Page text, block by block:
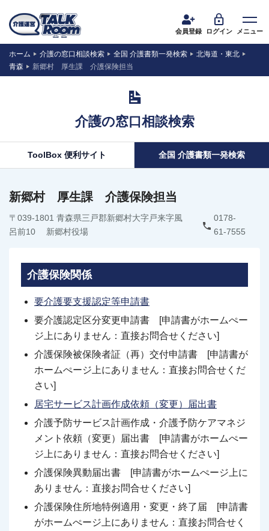
会員登録 ログイン メニュー
ホーム 介護の窓口相談検索 全国 介護書類一発検索
北海道・東北
青森
新郷村 厚生課 介護保険担当
介護の窓口相談検索
ToolBox 便利サイト 全国 介護書類一発検索
新郷村 厚生課 介護保険担当
〒039-1801 青森県三戸郡新郷村大字戸来字風
呂前10 新郷村役場
0178-
61-7555
介護保険関係
要介護要支援認定等申請書
要介護認定区分変更申請書 [申請書がホームぺー
ジ上にありません：直接お問合せください]
介護保険被保険者証（再）交付申請書 [申請書が
ホームぺージ上にありません：直接お問合せくだ
さい]
居宅サービス計画作成依頼（変更）届出書
介護予防サービス計画作成・介護予防ケアマネジ
メント依頼（変更）届出書 [申請書がホームぺー
ジ上にありません：直接お問合せください]
介護保険異動届出書 [申請書がホームぺージ上に
ありません：直接お問合せください]
介護保険住所地特例適用・変更・終了届 [申請書
がホームぺージ上にありません：直接お問合せく